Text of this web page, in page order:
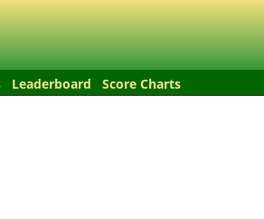
Leaderboard Score Charts